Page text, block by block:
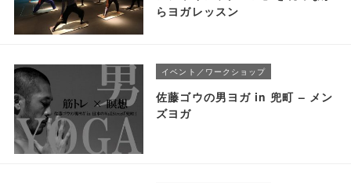
らヨガレッスン
イベント／ワークショップ
佐藤ゴウの男ヨガ in 兜町 – メン
ズヨガ